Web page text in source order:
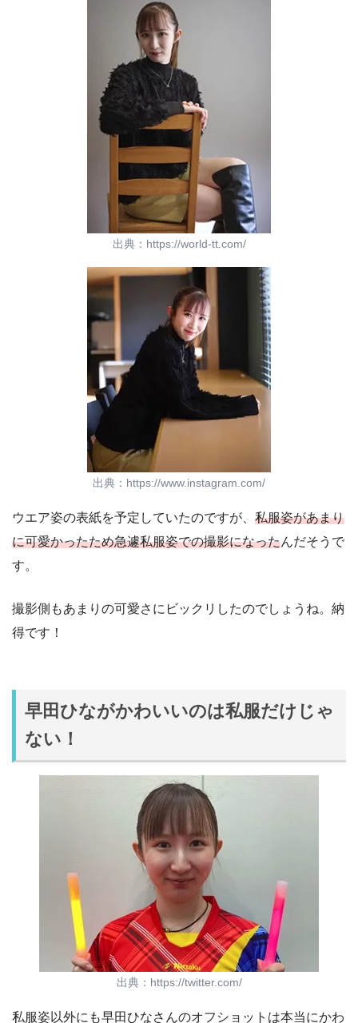
出典：https://world-tt.com/
出典：https://www.instagram.com/
ウエア姿の表紙を予定していたのですが、 私服姿があまり
に可愛かったため急遽私服姿での撮影になったんだそうで
す。
撮影側もあまりの可愛さにビックリしたのでしょうね。納
得です！
早田ひながかわいいのは私服だけじゃ
ない！
出典：https://twitter.com/
私服姿以外にも早田ひなさんのオフショットは本当にかわ